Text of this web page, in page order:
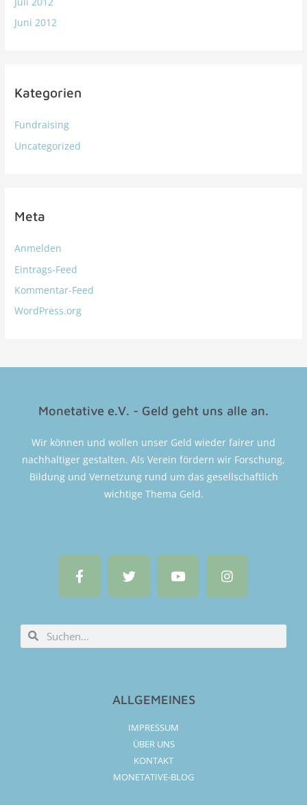
Juni 2012
Kategorien
Fundraising
Uncategorized
Meta
Anmelden
Eintrags-Feed
Kommentar-Feed
WordPress.org
Monetative e.V. - Geld geht uns alle an.
Wir können und wollen unser Geld wieder fairer und
nachhaltiger gestalten. Als Verein fördern wir Forschung,
Bildung und Vernetzung rund um das gesellschaftlich
wichtige Thema Geld.
ALLGEMEINES
IMPRESSUM
ÜBER UNS
KONTAKT
MONETATIVE-BLOG